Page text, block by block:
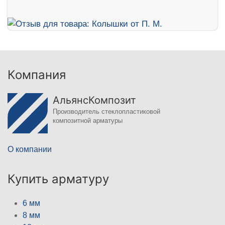
Компания
АльянсКомпозит
Производитель стеклопластиковой
композитной арматуры
О компании
Купить арматуру
6 мм
8 мм